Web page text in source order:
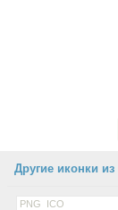
Другие иконки
PNG ICO